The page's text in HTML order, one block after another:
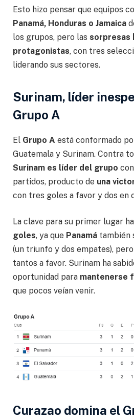
Esto hizo pensar que equipos
Panamá, Honduras o Jamaica
los grupos, pero las sorpresas
protagonistas, con tres
liderando sus sectores.
Surinam, líder
Grupo A
El Grupo A está conformado
Guatemala y Surinam. Contra
Surinam es líder del grupo
partidos, producto de una
con tres goles a favor y dos en
La clave para su primer lugar
goles, ya que Panamá también
(un triunfo y dos empates),
tantos a favor. Surinam ha
oportunidad para mantenerse
que pocos veían venir.
Curazao domina el